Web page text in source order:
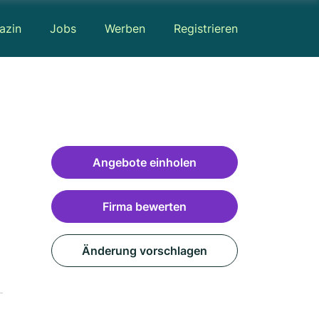
Jobs Werben Registrieren
Angebote einholen
Firma bewerten
Änderung vorschlagen